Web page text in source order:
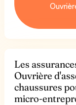
Les
Ouvrière
chaussures
micro-